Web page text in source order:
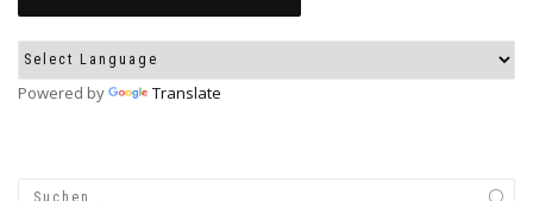
Powered by Translate